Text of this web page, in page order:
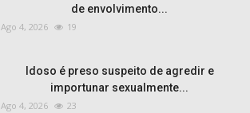
de envolvimento...
Ago 4, 2026 19
Idoso é preso suspeito de agredir e
importunar sexualmente...
Ago 4, 2026 23